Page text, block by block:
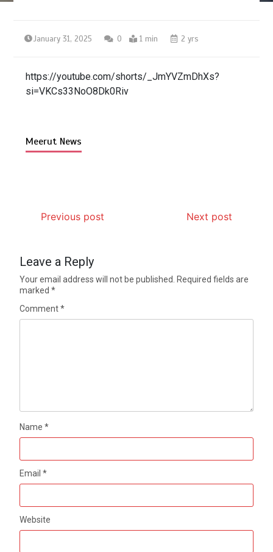
January 31, 2025 0 1 min 2 yrs
https://youtube.com/shorts/_JmYVZmDhXs?
si=VKCs33NoO8Dk0Riv
Meerut News
Previous post Next post
Leave a Reply
Your email address will not be published. Required fields are
marked*
Comment*
Name*
Email*
Website